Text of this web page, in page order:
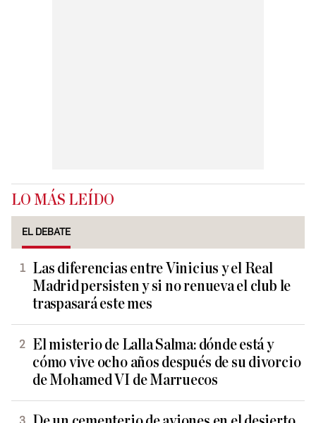
LO MÁS LEÍDO
EL DEBATE
Las diferencias entre Vinicius y el Real
Madrid persisten y si no renueva el club le
traspasará este mes
El misterio de Lalla Salma: dónde está y
cómo vive ocho años después de su divorcio
de Mohamed VI de Marruecos